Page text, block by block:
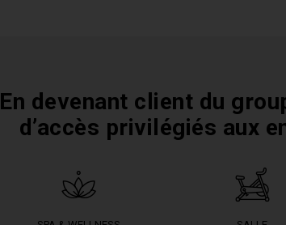
En devenant client du
d’accès privilégiés aux